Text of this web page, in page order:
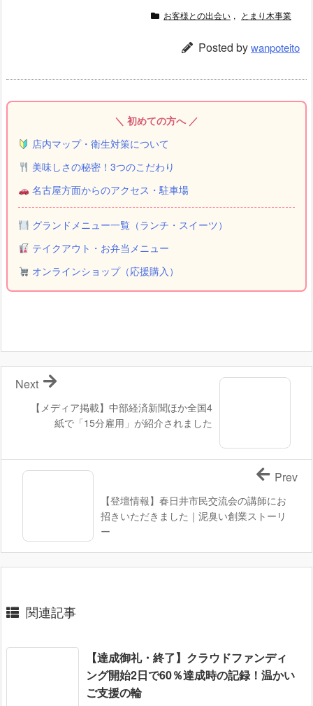
お客様との出会い , とまり木事業
Posted bywanpoteito
＼ 初めての方へ ／
店内マップ・衛生対策について
美味しさの秘密！3つのこだわり
名古屋方面からのアクセス・駐車場
グランドメニュー一覧（ランチ・スイーツ）
テイクアウト・お弁当メニュー
オンラインショップ（応援購入）
【メディア掲載】中部経済新聞ほか全国4
紙で「15分雇用」が紹介されました
Next
【登壇情報】春日井市民交流会の講師にお
招きいただきました｜泥臭い創業ストーリ
ー
Prev
関連記事
【達成御礼・終了】クラウドファンディ
ング開始2日で60％達成時の記録！温かい
ご支援の輪